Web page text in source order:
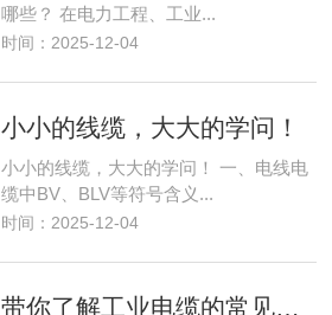
哪些？ 在电力工程、工业...
时间：2025-12-04
小小的线缆，大大的学问！
小小的线缆，大大的学问！ 一、电线电
缆中BV、BLV等符号含义...
时间：2025-12-04
带你了解工业电缆的常见类型